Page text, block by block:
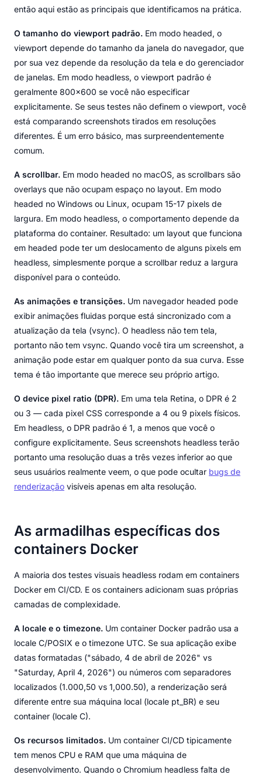
então aqui estão as principais que identificamos na prática.
O tamanho do viewport padrão. Em modo headed, o
viewport depende do tamanho da janela do navegador, que
por sua vez depende da resolução da tela e do gerenciador
de janelas. Em modo headless, o viewport padrão é
geralmente 800x600 se você não especificar
explicitamente. Se seus testes não definem o viewport, você
está comparando screenshots tirados em resoluções
diferentes. É um erro básico, mas surpreendentemente
comum.
A scrollbar. Em modo headed no macOS, as scrollbars são
overlays que não ocupam espaço no layout. Em modo
headed no Windows ou Linux, ocupam 15-17 pixels de
largura. Em modo headless, o comportamento depende da
plataforma do container. Resultado: um layout que funciona
em headed pode ter um deslocamento de alguns pixels em
headless, simplesmente porque a scrollbar reduz a largura
disponível para o conteúdo.
As animações e transições. Um navegador headed pode
exibir animações fluidas porque está sincronizado com a
atualização da tela (vsync). O headless não tem tela,
portanto não tem vsync. Quando você tira um screenshot, a
animação pode estar em qualquer ponto da sua curva. Esse
tema é tão importante que merece seu próprio artigo.
O device pixel ratio (DPR). Em uma tela Retina, o DPR é 2
ou 3 — cada pixel CSS corresponde a 4 ou 9 pixels físicos.
Em headless, o DPR padrão é 1, a menos que você o
configure explicitamente. Seus screenshots headless terão
portanto uma resolução duas a três vezes inferior ao que
seus usuários realmente veem, o que pode ocultar bugs de
renderização visíveis apenas em alta resolução.
As armadilhas específicas dos
containers Docker
A maioria dos testes visuais headless rodam em containers
Docker em CI/CD. E os containers adicionam suas próprias
camadas de complexidade.
A locale e o timezone. Um container Docker padrão usa a
locale C/POSIX e o timezone UTC. Se sua aplicação exibe
datas formatadas ("sábado, 4 de abril de 2026" vs
"Saturday, April 4, 2026") ou números com separadores
localizados (1.000,50 vs 1,000.50), a renderização será
diferente entre sua máquina local (locale pt_BR) e seu
container (locale C).
Os recursos limitados. Um container CI/CD tipicamente
tem menos CPU e RAM que uma máquina de
desenvolvimento. Quando o Chromium headless falta de